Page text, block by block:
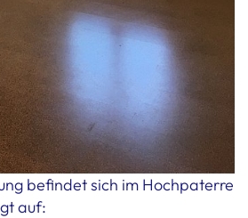
befindet sich im Hochpaterre
auf: